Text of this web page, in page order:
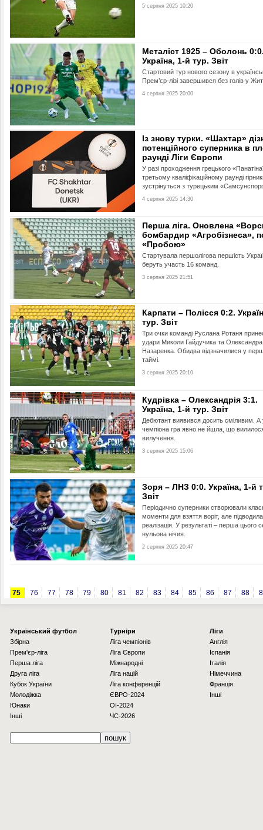
5 серпня 2025 10:20
Металіст 1925 – Оболонь
Україна, 1-й тур. Звіт
Стартовий тур нового сезону в
Прем’єр-лізі завершився без голів у
4 серпня 2025 20:00
Із знову турки. «Шахтар»
потенційного суперника в
раунді Ліги Європи
У разі проходження грецького
третьому кваліфікаційному раунді
зустрінуться з турецьким
4 серпня 2025 14:30
Перша ліга. Оновлена
бомбардир «Агробізнеса»,
«Пробою»
Стартувала першолігова першість
беруть участь 16 команд.
3 серпня 2025 21:51
Карпати – Полісся 0:2.
тур. Звіт
Три очки команді Руслана Ротаня
удари Миколи Гайдучика та Олександра
Назаренка. Обидва відзначилися у
таймі.
3 серпня 2025 20:10
Кудрівка – Олександрія 3:1.
Україна, 1-й тур. Звіт
Дебютант виявився досить сміливим. А
чемпіона гра явно не йшла, що
вилучення.
3 серпня 2025 15:06
Зоря – ЛНЗ 0:0. Україна, 1-й
Звіт
Періодично суперники створювали
моменти для взяття воріт, але підводила
реалізація. У результаті – перша цього
нульова нічия.
2 серпня 2025 20:47
75 76 77 78 79 80 81 82 83 84 85 86 87 88
Українcький футбол
Збірна
Прем'єр-ліга
Перша ліга
Друга ліга
Кубок України
Молодіжка
Юнаки
Інші
Турніри
Ліга чемпіонів
Ліга Європи
Міжнародні
Ліга націй
Ліга конференцій
ЄВРО-2024
OI-2024
ЧС-2026
Ліги
Англія
Іспанія
Італія
Німеччина
Франція
Інші